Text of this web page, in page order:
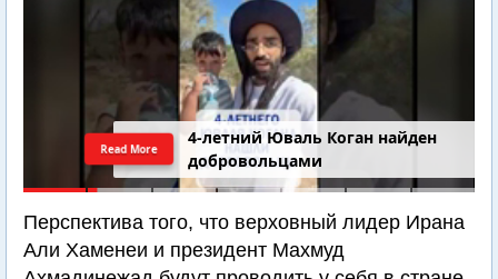
4-летний Юваль Коган найден
добровольцами
Read More
Перспектива того, что верховный лидер Ирана
Али Хаменеи и президент Махмуд